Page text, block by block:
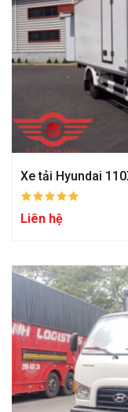
Xe tải Hyundai
Liên hệ